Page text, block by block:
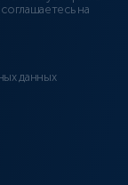
на
данных